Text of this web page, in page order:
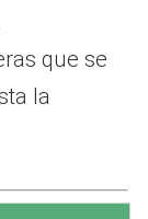
que se
la